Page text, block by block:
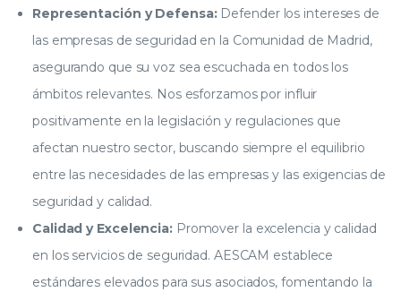
Representación y Defensa:Defender los intereses de
las empresas de seguridad en la Comunidad de Madrid,
asegurando que su voz sea escuchada en todos los
ámbitos relevantes. Nos esforzamos por influir
positivamente en la legislación y regulaciones que
afectan nuestro sector, buscando siempre el equilibrio
entre las necesidades de las empresas y las exigencias de
seguridad y calidad.
Calidad y Excelencia:Promover la excelencia y calidad
en los servicios de seguridad. AESCAM establece
estándares elevados para sus asociados, fomentando la